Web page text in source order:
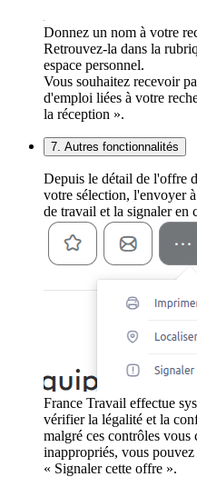
Donnez un nom à votre
Retrouvez-la dans la
espace personnel.
Vous souhaitez recevoir
d'emploi liées à votre
la réception ».
7. Autres fonctionnalités
Depuis le détail de l'offre
votre sélection, l'envoyer
de travail et la signaler en
France Travail effectue
vérifier la légalité et la
malgré ces contrôles vous
inappropriés, vous
« Signaler cette offre ».